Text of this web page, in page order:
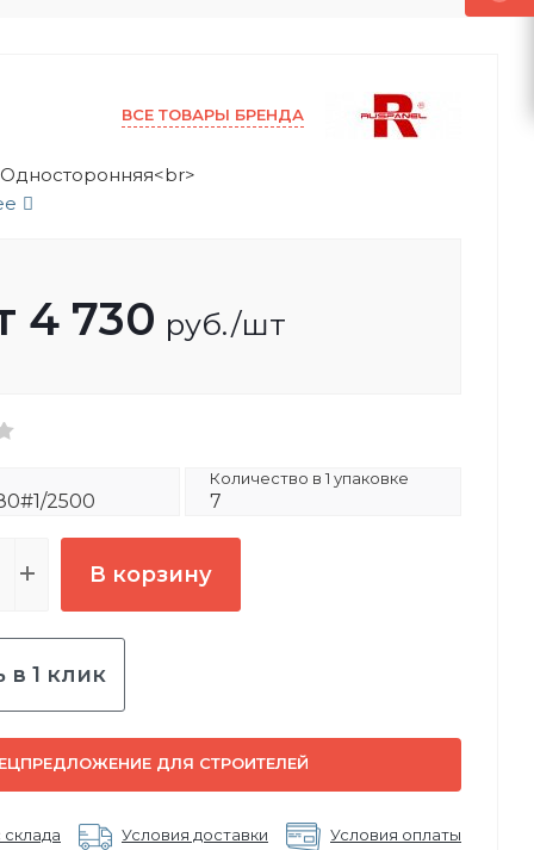
ВСЕ ТОВАРЫ БРЕНДА
Односторонняя<br>
4 730 руб./шт
2500
Количество в 1 упаковке
7
В корзину
в 1 клик
ДЛЯ СТРОИТЕЛЕЙ
Условия доставки Условия оплаты